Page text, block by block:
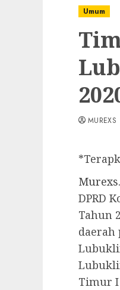
Umum
MUREXS
DPRD
Tahun
daerah
Timur I